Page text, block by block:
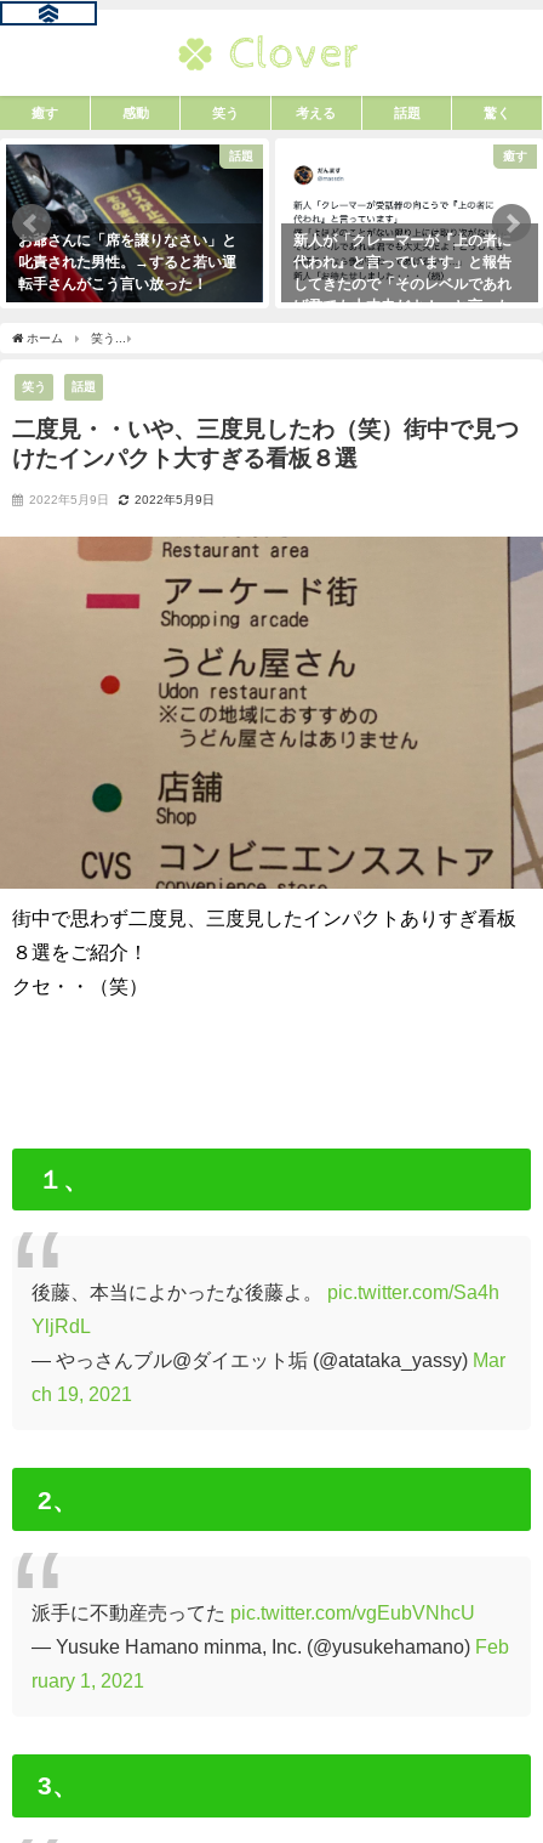
癒す 感動 笑う 考える 話題 驚く
話題
お爺さんに「席を譲りなさい」と
叱責された男性。→すると若い運
転手さんがこう言い放った！
癒す
新人が「クレーマーが『上の者に
代われ』と言っています」と報告
してきたので「そのレベルであれ
ば君でも大丈夫だよ！」と言った
ホーム 笑う
笑う 話題
二度見・・いや、三度見したわ（笑）街中で見つ
けたインパクト大すぎる看板８選
2022年5月9日 2022年5月9日
街中で思わず二度見、三度見したインパクトありすぎ看板
８選をご紹介！
クセ・・（笑）
１、
後藤、本当によかったな後藤よ。 pic.twitter.com/Sa4h
YljRdL
— やっさんブル@ダイエット垢 (@atataka_yassy) Mar
ch 19, 2021
2、
派手に不動産売ってた pic.twitter.com/vgEubVNhcU
— Yusuke Hamano minma, Inc. (@yusukehamano) Feb
ruary 1, 2021
3、